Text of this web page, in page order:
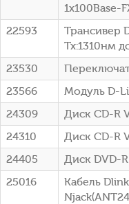
1x100Base-
22593
Трансивер
Tx:1310нм
23530
23566
Модуль D-
24309
Диск CD-R
24310
Диск CD-R
24405
Диск DVD-
25016
Кабель